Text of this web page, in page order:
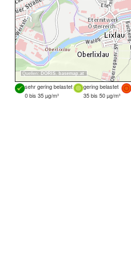
Quellen: DORIS, basemap.at
sehr gering belastet gering belastet
0 bis 35 µg/m³
35 bis 50 µg/m³